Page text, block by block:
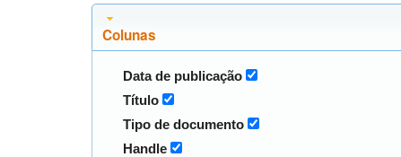
Colunas
Data de publicação
Título
Tipo de documento
Handle